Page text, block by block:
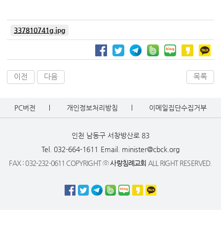
337810741g.jpg
이전 다음 목록
PC버전 개인정보처리방침 이메일집단수집거부
인천 남동구 서창방산로 83
Tel. 032-664-1611 Email. minister@cbck.org
FAX : 032-232-0611 COPYRIGHT ⓒ사랑침례교회 ALL RIGHT RESERVED.